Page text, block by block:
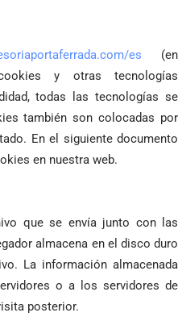
es (en
y otras tecnologías
todas las tecnologías se
también son colocadas por
En el siguiente documento
en nuestra web.
que se envía junto con las
almacena en el disco duro
La información almacenada
o a los servidores de
posterior.